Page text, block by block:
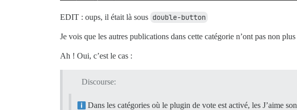
EDIT : oups, il était là sous double-button
Je vois que les autres publications dans cette catégorie n’ont pas non
Ah ! Oui, c’est le cas :
Discourse:
Dans les catégories où le plugin de vote est activé, les J’aime